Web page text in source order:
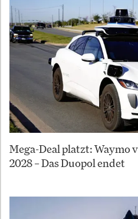
Mega-Deal platzt: Waymo
2028 – Das Duopol endet